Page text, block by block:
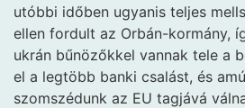
utóbbi időben ugyanis teljes
ellen fordult az Orbán-kormány,
ukrán bűnözőkkel vannak tele a
el a legtöbb banki csalást, és
szomszédunk az EU tagjává